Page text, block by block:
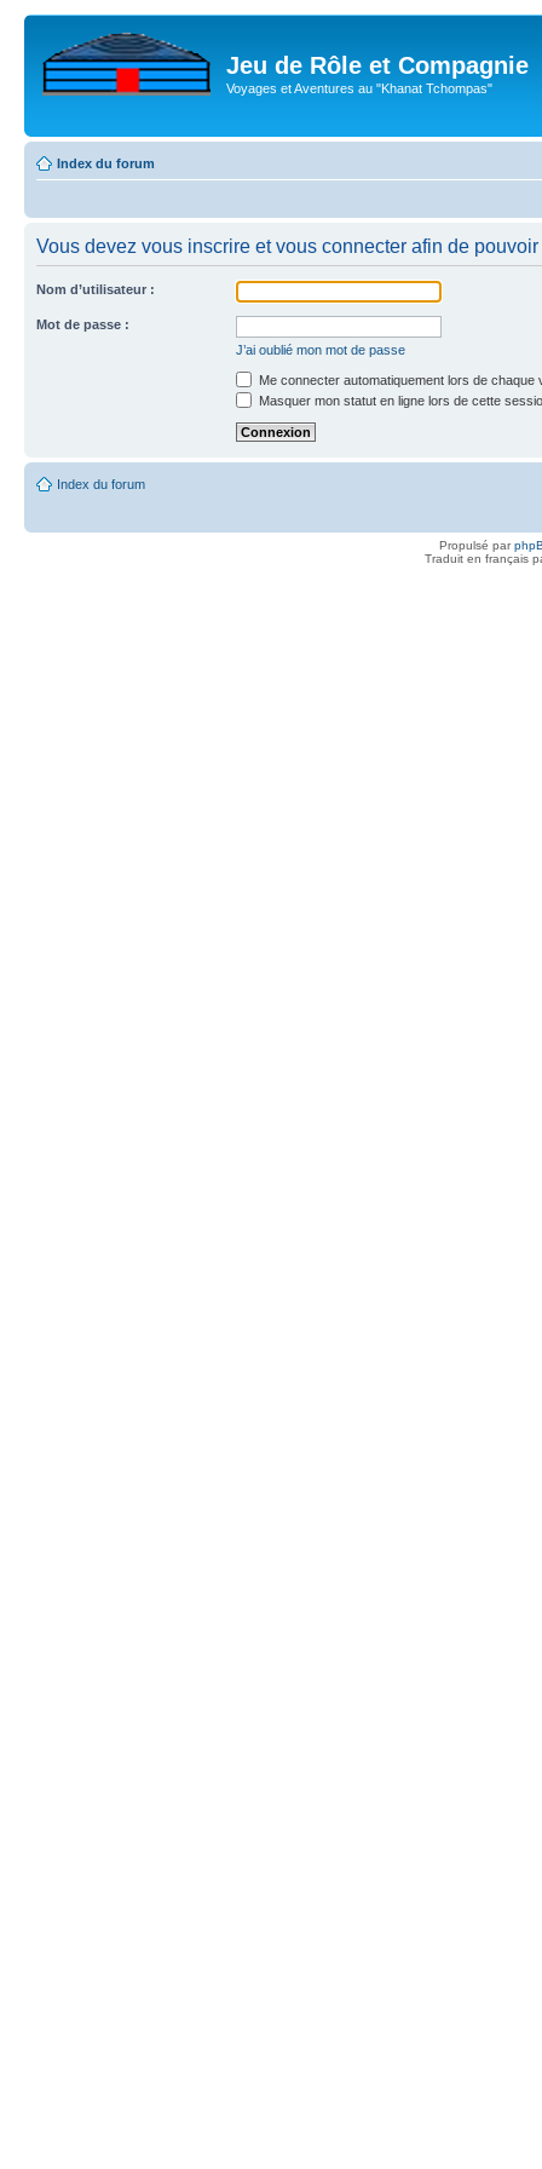
Jeu de Rôle et Compagnie
Voyages et Aventures au "Khanat Tchompas"
Index du forum
Vous devez vous inscrire et vous connecter afin de
Nom d’utilisateur :
Mot de passe :
J’ai oublié mon mot de passe
Me connecter automatiquement lors de chaque
Masquer mon statut en ligne lors de cette
Index du forum
Propulsé par
Traduit en français